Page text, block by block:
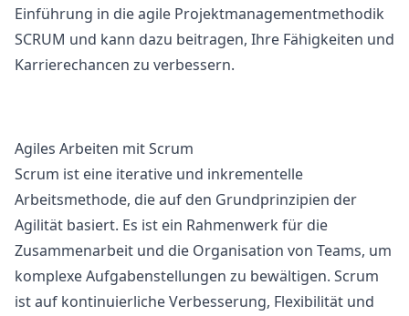
Einführung in die agile Projektmanagementmethodik
SCRUM und kann dazu beitragen, Ihre Fähigkeiten und
Karrierechancen zu verbessern.
Agiles Arbeiten mit Scrum
Scrum ist eine iterative und inkrementelle
Arbeitsmethode, die auf den Grundprinzipien der
Agilität basiert. Es ist ein Rahmenwerk für die
Zusammenarbeit und die Organisation von Teams, um
komplexe Aufgabenstellungen zu bewältigen. Scrum
ist auf kontinuierliche Verbesserung, Flexibilität und